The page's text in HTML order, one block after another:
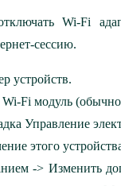
Wi-Fi
сессию.
устройств.
Fi модуль
Управление
этого
-> Изменить